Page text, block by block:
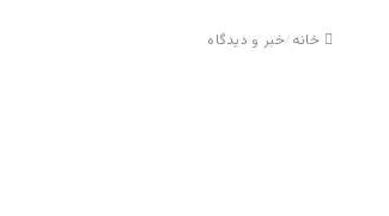
خانه/خبر و دیدگاه